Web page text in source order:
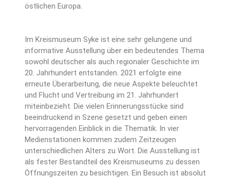
östlichen Europa.
Im Kreismuseum Syke ist eine sehr gelungene und
informative Ausstellung über ein bedeutendes Thema
sowohl deutscher als auch regionaler Geschichte im
20. Jahrhundert entstanden. 2021 erfolgte eine
erneute Überarbeitung, die neue Aspekte beleuchtet
und Flucht und Vertreibung im 21. Jahrhundert
miteinbezieht. Die vielen Erinnerungsstücke sind
beeindruckend in Szene gesetzt und geben einen
hervorragenden Einblick in die Thematik. In vier
Medienstationen kommen zudem Zeitzeugen
unterschiedlichen Alters zu Wort. Die Ausstellung ist
als fester Bestandteil des Kreismuseums zu dessen
Öffnungszeiten zu besichtigen. Ein Besuch ist absolut